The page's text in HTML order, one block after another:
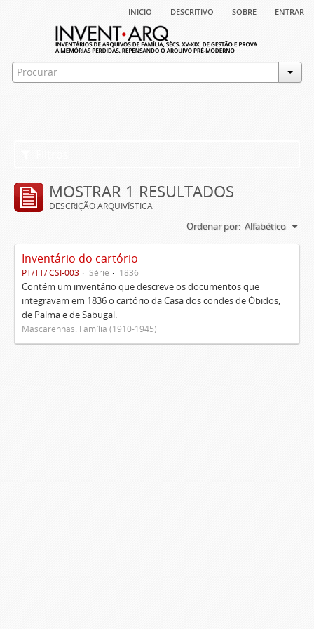
início descritivo sobre entrar
MOSTRAR 1 RESULTADOS
DESCRIÇÃO ARQUIVÍSTICA
Ordenar por: Alfabético
Inventário do cartório
PT/TT/ CSI-003 Série 1836
Contém um inventário que descreve os documentos que
integravam em 1836 o cartório da Casa dos condes de Óbidos,
de Palma e de Sabugal.
Mascarenhas. Família (1910-1945)